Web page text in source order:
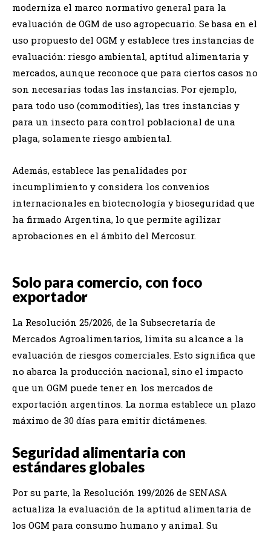
moderniza el marco normativo general para la
evaluación de OGM de uso agropecuario. Se basa en el
uso propuesto del OGM y establece tres instancias de
evaluación: riesgo ambiental, aptitud alimentaria y
mercados, aunque reconoce que para ciertos casos no
son necesarias todas las instancias. Por ejemplo,
para todo uso (commodities), las tres instancias y
para un insecto para control poblacional de una
plaga, solamente riesgo ambiental.
Además, establece las penalidades por
incumplimiento y considera los convenios
internacionales en biotecnología y bioseguridad que
ha firmado Argentina, lo que permite agilizar
aprobaciones en el ámbito del Mercosur.
Solo para comercio, con foco
exportador
La Resolución 25/2026, de la Subsecretaría de
Mercados Agroalimentarios, limita su alcance a la
evaluación de riesgos comerciales. Esto significa que
no abarca la producción nacional, sino el impacto
que un OGM puede tener en los mercados de
exportación argentinos. La norma establece un plazo
máximo de 30 días para emitir dictámenes.
Seguridad alimentaria con
estándares globales
Por su parte, la Resolución 199/2026 de SENASA
actualiza la evaluación de la aptitud alimentaria de
los OGM para consumo humano y animal. Su